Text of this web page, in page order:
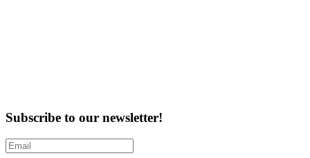
Subscribe to our newsletter!